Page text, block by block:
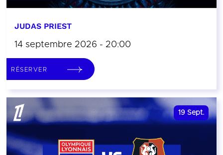
JUDAS PRIEST
14 septembre 2026 - 20:00
RÉSERVER
19 Sept.